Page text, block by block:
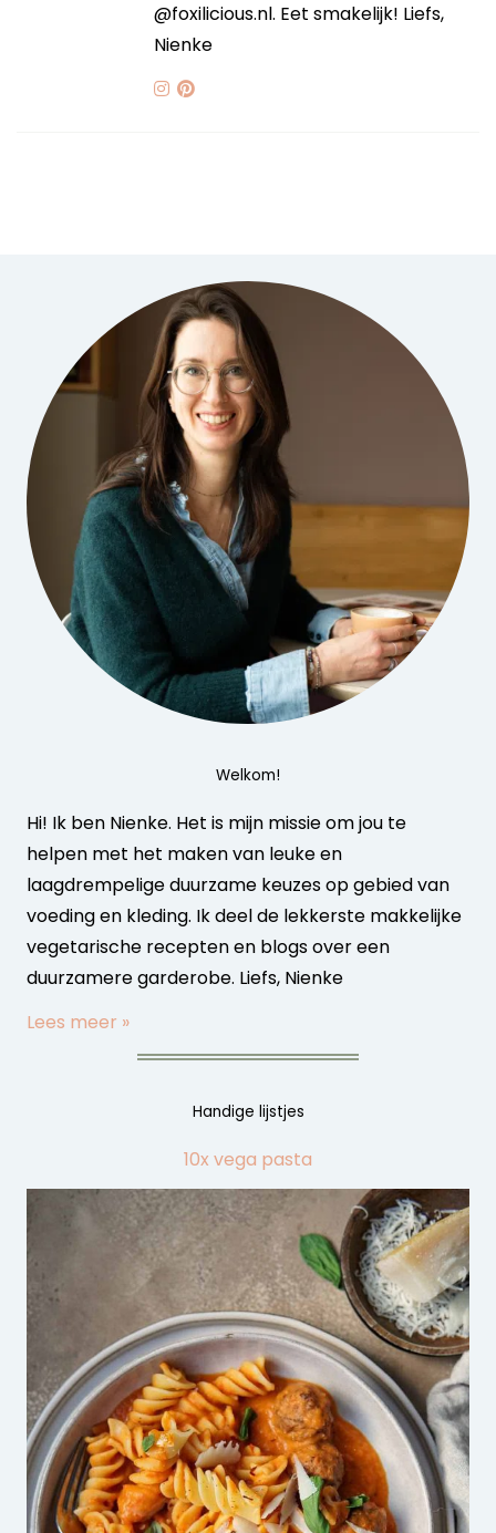
@foxilicious.nl. Eet smakelijk! Liefs,
Nienke
Welkom!
Hi! Ik ben Nienke. Het is mijn missie om jou te
helpen met het maken van leuke en
laagdrempelige duurzame keuzes op gebied van
voeding en kleding. Ik deel de lekkerste makkelijke
vegetarische recepten en blogs over een
duurzamere garderobe. Liefs, Nienke
Lees meer »
Handige lijstjes
10x vega pasta